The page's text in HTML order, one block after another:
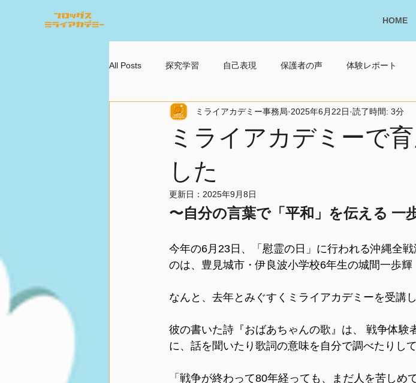
HOME
All Posts 探究学習 自己表現 保護者の声 体験レポート
ミライアカデミーで
した
ミライアカデミー事務局 2025年6月22日 読了時間: 3分
更新日： 2025年9月8日
〜自分の言葉で「平和」を伝える 一
今年の6月23日、「慰霊の日」に行われる沖縄全
のは、豊見城市・伊良波小学校6年生の城間一歩輝
なんと、去年とみぐすくミライアカデミーを受講
彼の書いた詩『おばあちゃんの歌』は、 戦争体
に、話を聞いたり歌詞の意味を自分で調べたりし
「戦争が終わって80年経っても、まだ人を苦しめ